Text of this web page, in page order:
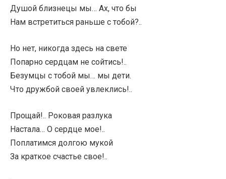
Душой близнецы мы… Ах, что бы
Нам встретиться раньше с тобой?..
Но нет, никогда здесь на свете
Попарно сердцам не сойтись!..
Безумцы с тобой мы… мы дети.
Что дружбой своей увлеклись!..
Прощай!.. Роковая разлука
Настала… О сердце мое!..
Поплатимся долгою мукой
За краткое счастье свое!..